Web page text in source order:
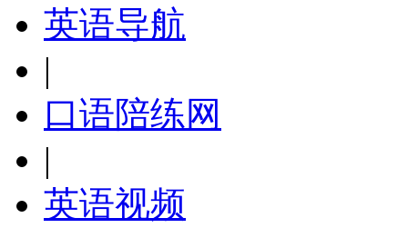
英语导航
|
口语陪练网
|
英语视频